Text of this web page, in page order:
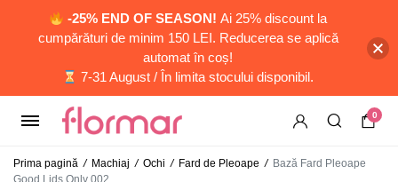
0
Prima pagină / Machiaj / Ochi / Fard de Pleoape / Bază Fard Pleoape
Good Lids Only 002
-25% END OF SEASON!Ai 25% discount la
cumpărături de minim 150 LEI. Reducerea se aplică
automat în coș!
7-31 August / În limita stocului disponibil.